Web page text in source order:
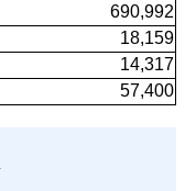
690,992
18,159
14,317
57,400